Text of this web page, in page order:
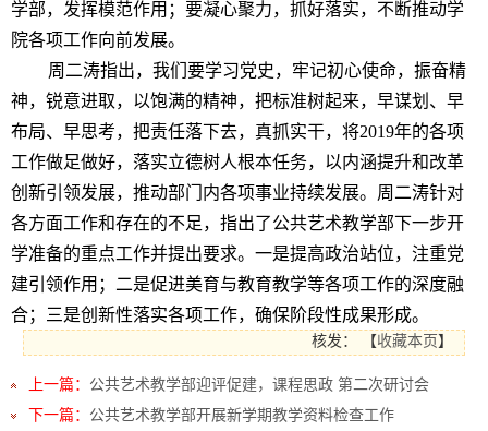
学部，发挥模范作用；要凝心聚力，抓好落实，不断推动学
院各项工作向前发展。
周二涛指出，我们要学习党史，牢记初心使命，振奋精
神，锐意进取，以饱满的精神，把标准树起来，早谋划、早
布局、早思考，把责任落下去，真抓实干，将2019年的各项
工作做足做好，落实立德树人根本任务，以内涵提升和改革
创新引领发展，推动部门内各项事业持续发展。周二涛针对
各方面工作和存在的不足，指出了公共艺术教学部下一步开
学准备的重点工作并提出要求。一是提高政治站位，注重党
建引领作用；二是促进美育与教育教学等各项工作的深度融
合；三是创新性落实各项工作，确保阶段性成果形成。
核发： 【收藏本页 】
上一篇： 公共艺术教学部迎评促建，课程思政 第二次研讨会
下一篇： 公共艺术教学部开展新学期教学资料检查工作